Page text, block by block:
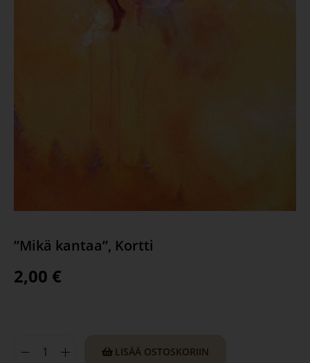
”Mikä kantaa”, Kortti
2,00 €
LISÄÄ OSTOSKORIIN